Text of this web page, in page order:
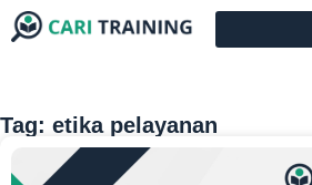
Tag: etika pelayanan